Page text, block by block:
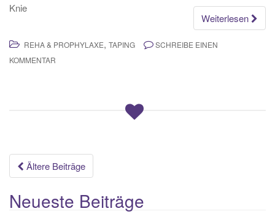
Knie
Weiterlesen
REHA & PROPHYLAXE, TAPING
SCHREIBE EINEN
KOMMENTAR
Beitragsnavigation
Ältere Beiträge
Neueste Beiträge